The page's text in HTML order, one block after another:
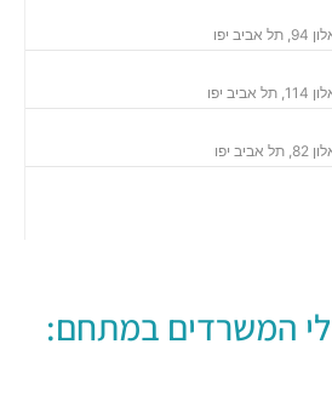
יפו
יפו
יפו
יפו המשרדים במתחם: